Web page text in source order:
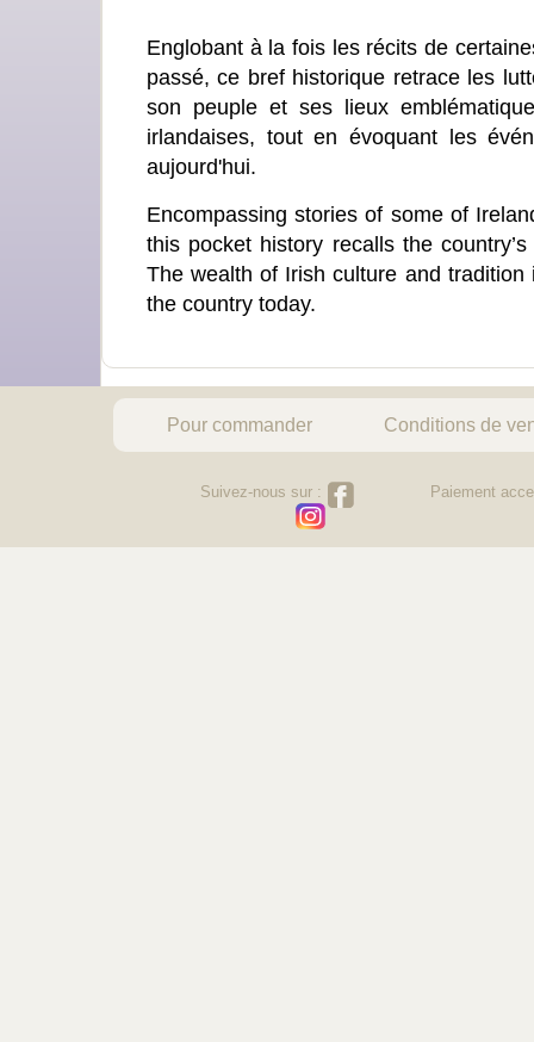
Englobant à la fois les récits de
passé, ce bref historique retrace les
son peuple et ses lieux
irlandaises, tout en évoquant les
aujourd'hui.
Encompassing stories of some of
this pocket history recalls the
The wealth of Irish culture and
the country today.
Pour commander Conditions de
Suivez-nous sur : Paiement